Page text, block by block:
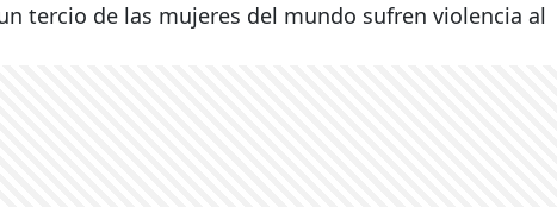
tercio de las mujeres del mundo sufren violencia al